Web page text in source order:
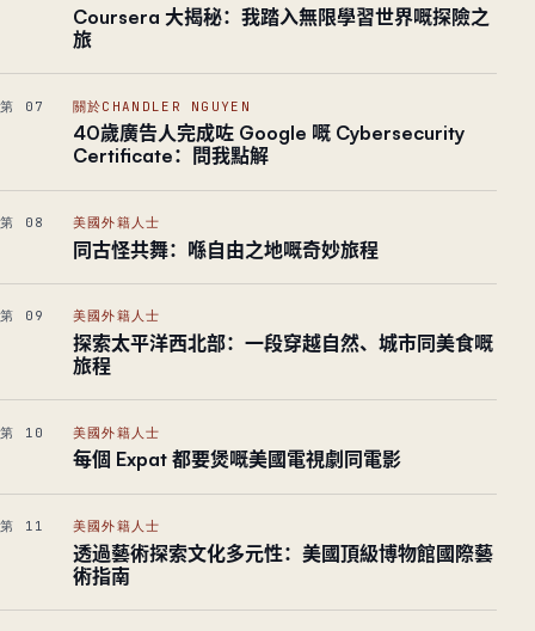
Coursera 大揭秘：我踏入無限學習世界嘅探險之
旅
第 07 關於CHANDLER NGUYEN
40歲廣告人完成咗 Google 嘅 Cybersecurity
Certificate：問我點解
第 08 美國外籍人士
同古怪共舞：喺自由之地嘅奇妙旅程
第 09 美國外籍人士
探索太平洋西北部：一段穿越自然、城市同美食嘅
旅程
第 10 美國外籍人士
每個 Expat 都要煲嘅美國電視劇同電影
第 11 美國外籍人士
透過藝術探索文化多元性：美國頂級博物館國際藝
術指南